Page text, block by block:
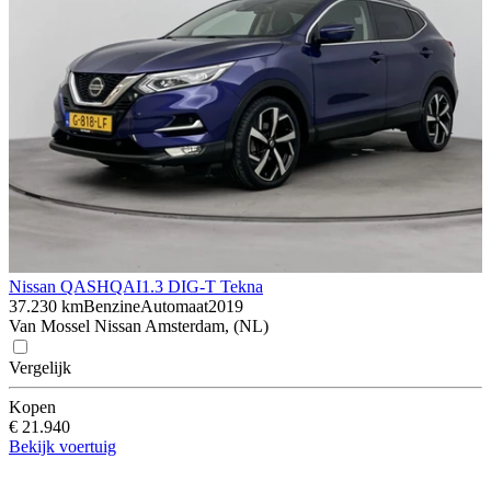
Nissan QASHQAI1.3 DIG-T Tekna
37.230 kmBenzineAutomaat2019
Van Mossel Nissan Amsterdam, (NL)
Vergelijk
Kopen
€ 21.940
Bekijk voertuig